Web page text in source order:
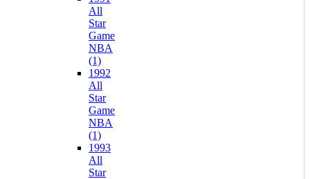
All
Star
Game
NBA
(1)
1992
All
Star
Game
NBA
(1)
1993
All
Star